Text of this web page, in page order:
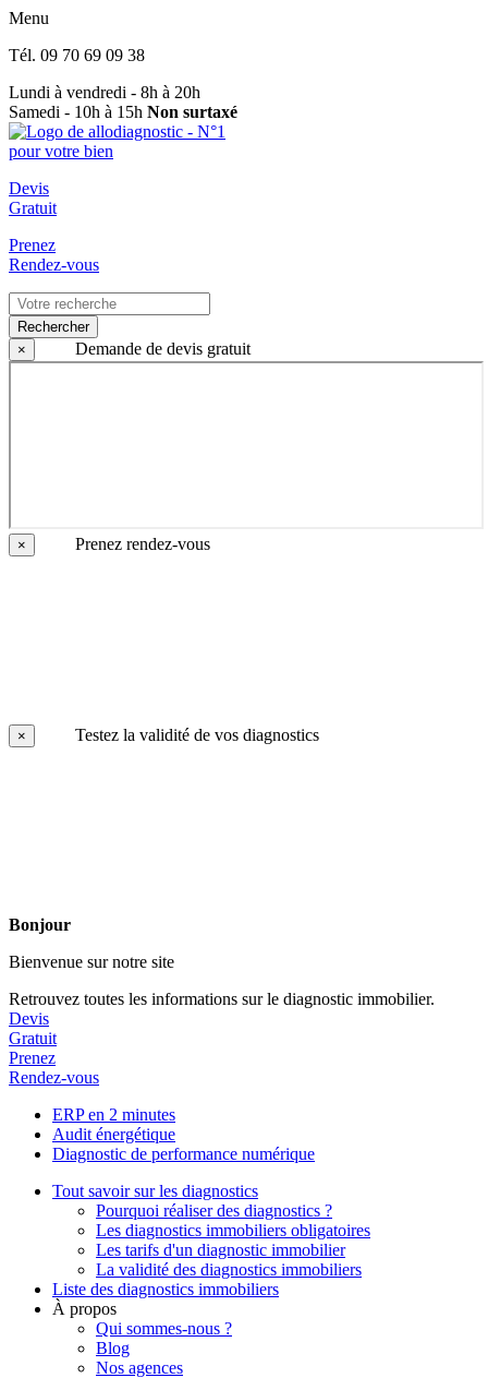
Menu
Tél. 09 70 69 09 38
Lundi à vendredi - 8h à 20h
Samedi - 10h à 15h Non surtaxé
Devis
Gratuit
Prenez
Rendez-vous
Rechercher
×
Demande de devis gratuit
× Prenez rendez-vous
× Testez la validité de vos diagnostics
Bonjour
Bienvenue sur notre site
Retrouvez toutes les informations sur le diagnostic immobilier.
Devis
Gratuit
Prenez
Rendez-vous
ERP en 2 minutes
Audit énergétique
Diagnostic de performance numérique
Tout savoir sur les diagnostics
Pourquoi réaliser des diagnostics ?
Les diagnostics immobiliers obligatoires
Les tarifs d'un diagnostic immobilier
La validité des diagnostics immobiliers
Liste des diagnostics immobiliers
À propos
Qui sommes-nous ?
Blog
Nos agences